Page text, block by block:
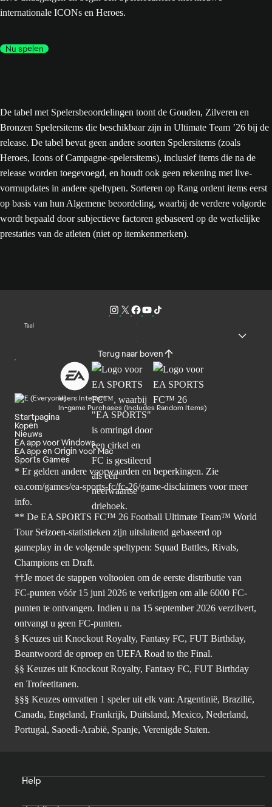
internationale ICONs en Heroes.
Nu spelen
De tabel met Spelersbeoordelingen toont de Gouden, Zilveren en
Bronzen Spelersitems die beschikbaar zijn in Ultimate Team ’26 bij de
release. De tabel bevat geen andere soorten Spelersitems (zoals
Heroes, Icons of Campagne-spelersitems), inclusief items die na de
release worden toegevoegd, en houdt ook geen rekening met live-
vormupdates in andere speltypen. Sorteren op Rang ordent items eerst
op basis van hun Algemene beoordeling, waarbij de verdere volgorde
wordt bepaald door subjectieve factoren gebaseerd op de werkelijke
prestaties van de atleten (niet op itemkenmerken).
Taal
Terug naar boven
Users Interact
In-game Purchases (Includes Random Items)
Startpagina
Kopen
Nieuws
EA app voor Windows
EA app en Origin voor Mac
Sports Games
* Er gelden andere voorwaarden en beperkingen. Zie
ea.com/games/ea-sports-fc/fc-26/game-disclaimers voor meer
info.
** De EA SPORTS FC™ 26 Football Ultimate Team™ World
Tour Seizoen-statistieken zijn uitsluitend gebaseerd op
gameplay in de volgende speltypen: Squad Battles, Rivals,
Champions en Draft.
††Je moet de stappen voltooien om de eerste distributie van
FC-punten vóór 15 juni 2026 te verkrijgen om alle 6000 FC-
punten te ontvangen. Indien u na 15 september 2026 verzilvert,
ontvangt u geen FC-punten.
§ Keuzes uit Knockout Royalty, Fantasy FC, FUT Birthday,
Beantwoord de oproep en UEFA Road to the Final.
§§ Keuzes uit Knockout Royalty, Fantasy FC, FUT Birthday
en Trofeetitanen.
§§§ Keuzes omvatten 1 speler uit elk van: Argentinië, Brazilië,
Canada, Engeland, Frankrijk, Duitsland, Mexico, Nederland,
Portugal, Saoedi-Arabië, Spanje, Verenigde Staten.
Help